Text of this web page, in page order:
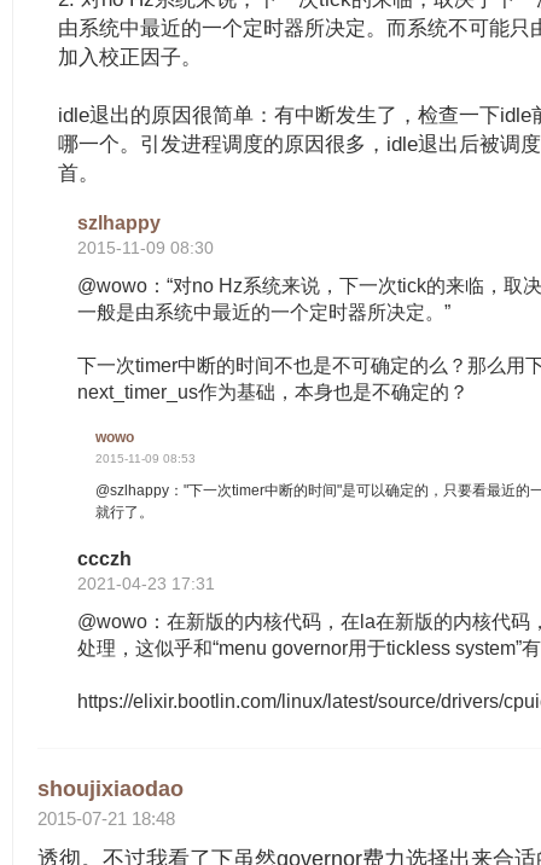
由系统中最近的一个定时器所决定。而系统不可能只
加入校正因子。
idle退出的原因很简单：有中断发生了，检查一下
哪一个。引发进程调度的原因很多，idle退出后被调
首。
szlhappy
2015-11-09 08:30
@wowo：“对no Hz系统来说，下一次tick的来临，取
一般是由系统中最近的一个定时器所决定。”
下一次timer中断的时间不也是不可确定的么？那么用
next_timer_us作为基础，本身也是不确定的？
wowo
2015-11-09 08:53
@szlhappy："下一次timer中断的时间"是可以确定的，只要看最近的
就行了。
ccczh
2021-04-23 17:31
@wowo：在新版的内核代码，在la在新版的内核代码
处理，这似乎和“menu governor用于tickless system”
https://elixir.bootlin.com/linux/latest/source/drivers/
shoujixiaodao
2015-07-21 18:48
透彻。不过我看了下虽然governor费力选择出来合